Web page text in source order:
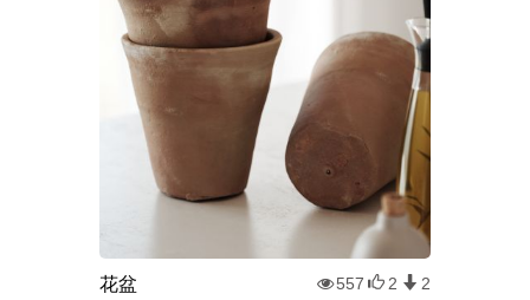
花盆 557 2 2